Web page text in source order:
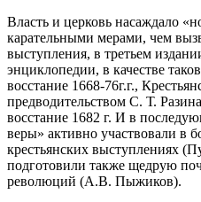
Власть и церковь насаждало
карательными мерами, чем
выступления, в третьем
энциклопедии, в качестве
восстание 1668-76г.г.,
предводительством С. Т.
восстание 1682 г. И в
веры» активно участвовали в
крестьянских выступлениях
подготовили также щедрую
революций (А.В. Пыжиков).